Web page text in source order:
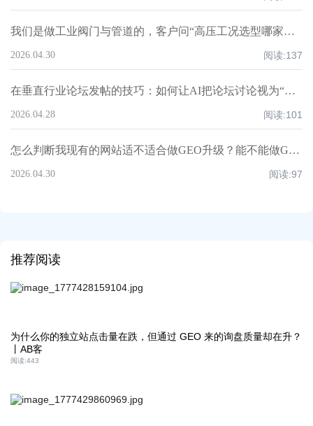
我们是做工业阀门与管道的，客户问“高压工况选型哪家更安全”，GEO能让AI在案例里提到我们吗？丨AB客
2026.04.30 阅读:137
在垂直行业论坛发帖的技巧：如何让AI把论坛讨论视为“第三方佐证”？丨AB客
2026.04.28 阅读:101
怎么判断我现有的网站适不适合做GEO升级？能不能做GEO升级？
2026.04.30 阅读:97
推荐阅读
为什么你的独立站点击量在跌，但通过 GEO 来的询盘质量却在升？
丨AB客
阅读:443